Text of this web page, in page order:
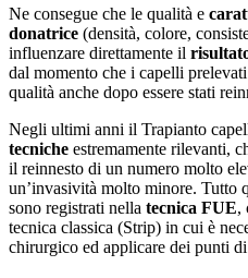
Ne consegue che le qualità e
donatrice (densità, colore,
influenzare direttamente il
dal momento che i capelli
qualità anche dopo essere stati
Negli ultimi anni il Trapianto
tecniche estremamente rilevanti,
il reinnesto di un numero molto
un’invasività molto minore. Tutto
sono registrati nella tecnica FUE,
tecnica classica (Strip) in cui è
chirurgico ed applicare dei punti